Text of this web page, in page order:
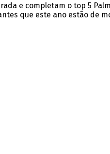
e completam o top 5
que este ano estão de